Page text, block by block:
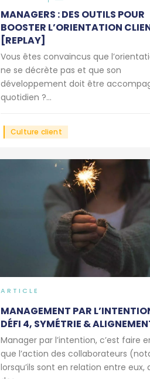
MANAGERS : DES OUTILS POUR
BOOSTER L’ORIENTATION
[REPLAY]
Vous êtes convaincus que
ne se décrète pas et que son
développement doit être
quotidien ?...
Culture client
ARTICLE
MANAGEMENT PAR
DÉFI 4, SYMÉTRIE &
Manager par l’intention, c’est faire
que l’action des collaborateurs
lorsqu’ils sont en relation entre eux,